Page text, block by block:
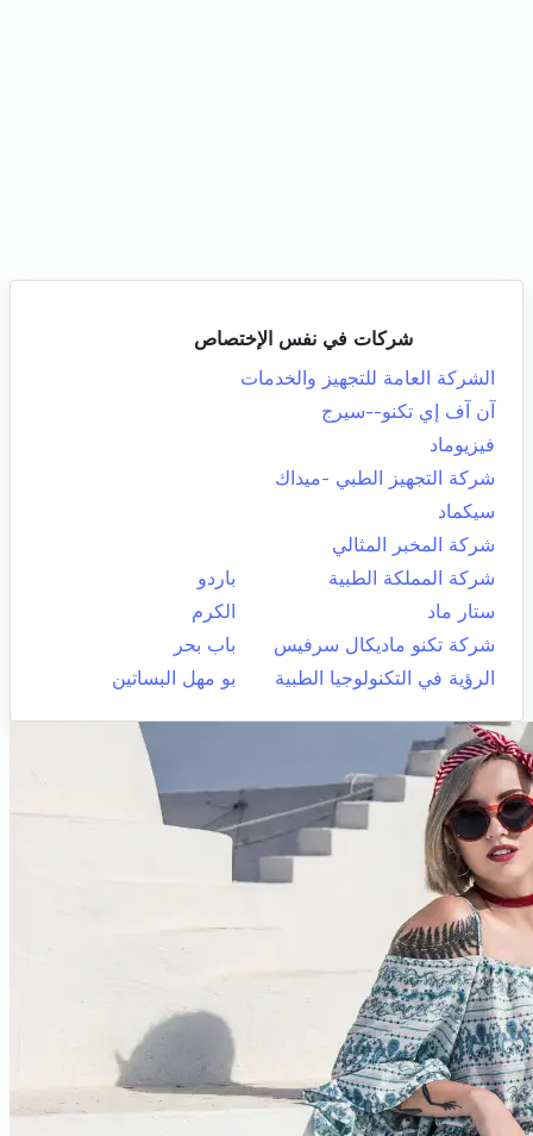
شركات في نفس الإختصاص
الشركة العامة للتجهيز والخدمات
آن آف إي تكنو--سيرج
فيزيوماد
شركة التجهيز الطبي -ميداك
سيكماد
شركة المخبر المثالي
شركة المملكة الطبية
باردو
ستار ماد
الكرم
شركة تكنو ماديكال سرفيس
باب بحر
الرؤية في التكنولوجيا الطبية
بو مهل البساتين